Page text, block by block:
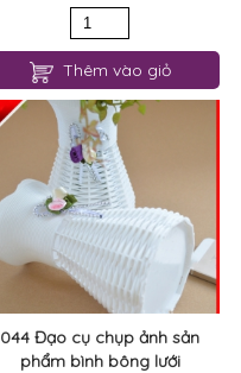
Thêm vào giỏ
044 Đạo cụ chụp ảnh sản
phẩm bình bông lưới